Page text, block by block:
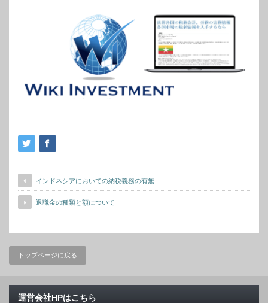
インドネシアにおいての納税義務の有無
退職金の種類と額について
トップページに戻る
運営会社HPはこちら